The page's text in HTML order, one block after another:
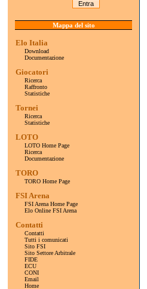
Mappa del sito
Elo Italia
Download
Documentazione
Giocatori
Ricerca
Raffronto
Statistiche
Tornei
Ricerca
Statistiche
LOTO
LOTO Home Page
Ricerca
Documentazione
TORO
TORO Home Page
FSI Arena
FSI Arena Home Page
Elo Online FSI Arena
Contatti
Contatti
Tutti i comunicati
Sito FSI
Sito Settore Arbitrale
FIDE
ECU
CONI
Email
Home